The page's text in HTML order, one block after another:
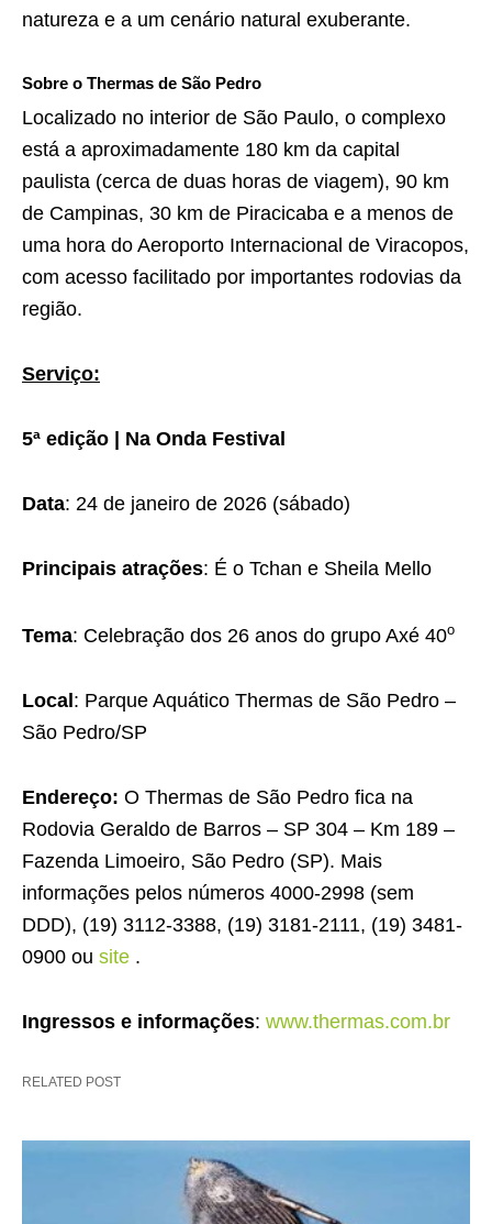
natureza e a um cenário natural exuberante.
Sobre o Thermas de São Pedro
Localizado no interior de São Paulo, o complexo
está a aproximadamente 180 km da capital
paulista (cerca de duas horas de viagem), 90 km
de Campinas, 30 km de Piracicaba e a menos de
uma hora do Aeroporto Internacional de Viracopos,
com acesso facilitado por importantes rodovias da
região.
Serviço:
5ª edição | Na Onda Festival
Data: 24 de janeiro de 2026 (sábado)
Principais atrações: É o Tchan e Sheila Mello
Tema: Celebração dos 26 anos do grupo Axé 40o
Local: Parque Aquático Thermas de São Pedro –
São Pedro/SP
Endereço: O Thermas de São Pedro fica na
Rodovia Geraldo de Barros – SP 304 – Km 189 –
Fazenda Limoeiro, São Pedro (SP). Mais
informações pelos números 4000-2998 (sem
DDD), (19) 3112-3388, (19) 3181-2111, (19) 3481-
0900 ou site .
Ingressos e informações: www.thermas.com.br
RELATED POST